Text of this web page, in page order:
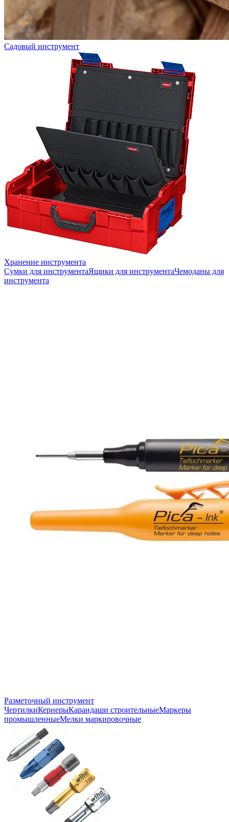
Садовый инструмент
Хранение инструмента
Сумки для инструментаЯщики для инструментаЧемоданы для
инструмента
Разметочный инструмент
ЧертилкиКернерыКарандаши строительныеМаркеры
промышленныеМелки маркировочные